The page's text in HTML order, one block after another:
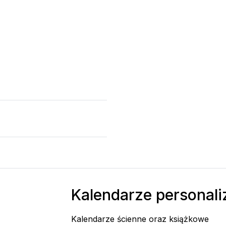
Kalendarze
Kalendarze ścienne oraz książkowe